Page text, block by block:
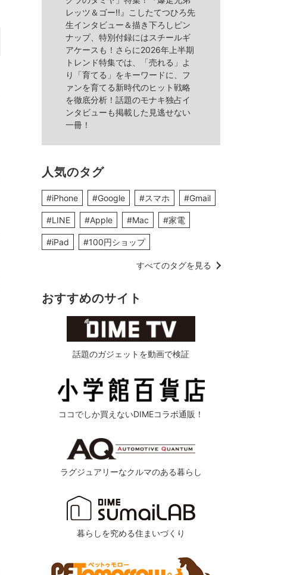
レッツ＆ゴー!!』こしたてつひろ先
生インタビュー＆描き下ろしピン
ナップ、特別付録にはスチールギ
アケースも！さらに2026年上半期
トレンド特集では、「売れる」よ
り「育てる」をキーワードに、フ
ァンを育てる新時代のヒット戦略
を徹底分析！話題のモナキ独占イ
ンタビューも掲載した見逃せない
一冊！
人気のタグ
#iPhone #Google #スマホ #Gmail
#LINE #Apple #Mac #家電
#iPad #100円ショップ
すべてのタグを見る
おすすめのサイト
話題のガジェットを動画で検証
ココでしか買えないDIMEコラボ通販！
ラグジュアリーなクルマのある暮らし
暮らしを究める住まいづくり